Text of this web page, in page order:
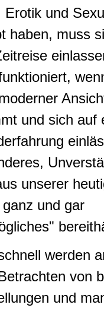
Erotik und
haben, muss
und sich auf
unserer
und gar
werden
von
und